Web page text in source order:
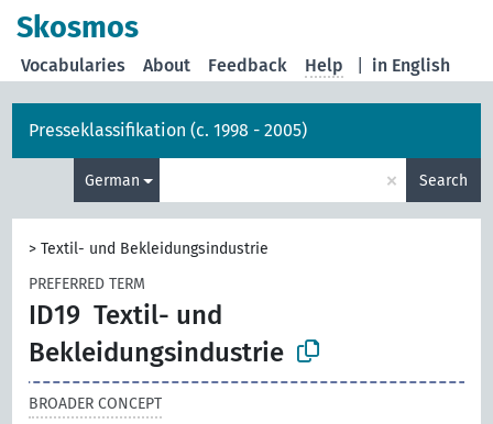
Skosmos
in English
Vocabularies About Feedback Help
Presseklassifikation (c. 1998 - 2005)
German × Search
>Textil- und Bekleidungsindustrie
PREFERRED TERM
ID19 Textil- und
Bekleidungsindustrie
BROADER CONCEPT